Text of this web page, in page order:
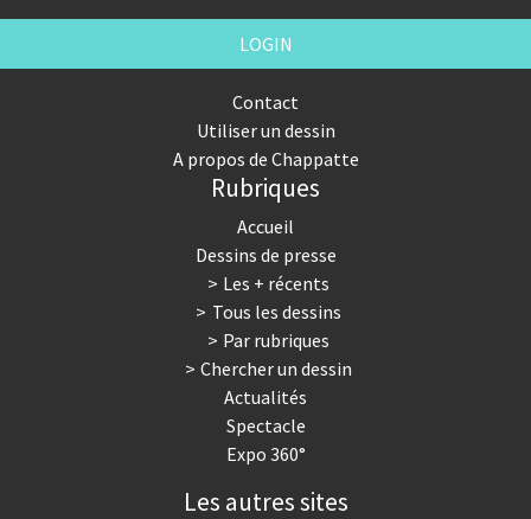
LOGIN
Contact
Utiliser un dessin
A propos de Chappatte
Rubriques
Accueil
Dessins de presse
Les + récents
Tous les dessins
Par rubriques
Chercher un dessin
Actualités
Spectacle
Expo 360°
Les autres sites